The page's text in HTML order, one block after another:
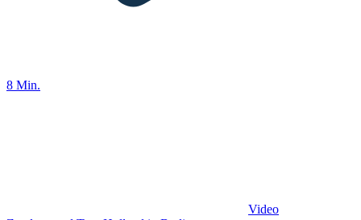
8 Min.
Video